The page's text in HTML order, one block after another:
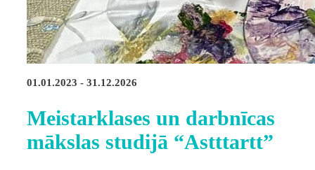
01.01.2023 - 31.12.2026
Meistarklases un darbnīcas
mākslas studijā “Astttartt”